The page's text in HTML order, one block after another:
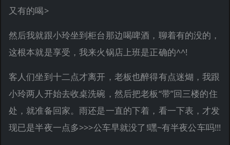
又有的喝>
然后我就跟小玲坐到柜台那边喝啤酒，聊着有的没的，
这根本就是享受，我来火锅店上班是正确的^^!
客人们坐到十二点才离开，老板也醉得有点迷煳，我跟
小玲两人开始去收桌洗碗，然后把老板“带”回三楼的住
处，就准备回家。雨还是一直的下着，看一下表，才发
现已是半夜一点多>>>公车早就没了!嘿~有半夜公车吗!!!